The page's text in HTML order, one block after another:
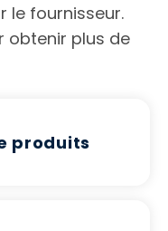
le fournisseur.
obtenir plus de
produits